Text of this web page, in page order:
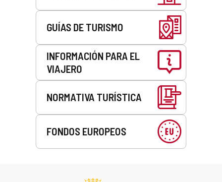
GUÍAS DE TURISMO
INFORMACIÓN PARA EL
VIAJERO
NORMATIVA TURÍSTICA
FONDOS EUROPEOS